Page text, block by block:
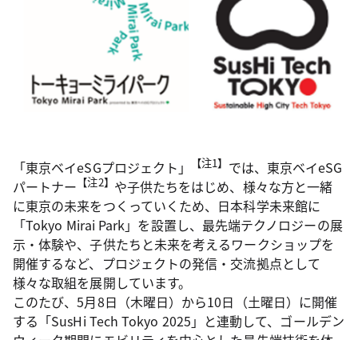
「東京ベイeSGプロジェクト」 【注1】 では、東京ベイeSG
パートナー 【注2】 や子供たちをはじめ、様々な方と一緒
に東京の未来をつくっていくため、日本科学未来館に
「Tokyo Mirai Park」を設置し、最先端テクノロジーの展
示・体験や、子供たちと未来を考えるワークショップを
開催するなど、プロジェクトの発信・交流拠点として
様々な取組を展開しています。
このたび、5月8日（木曜日）から10日（土曜日）に開催
する「SusHi Tech Tokyo 2025」と連動して、ゴールデン